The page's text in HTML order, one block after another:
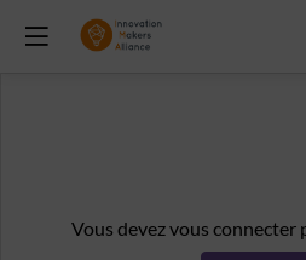
Vous devez vous connecter